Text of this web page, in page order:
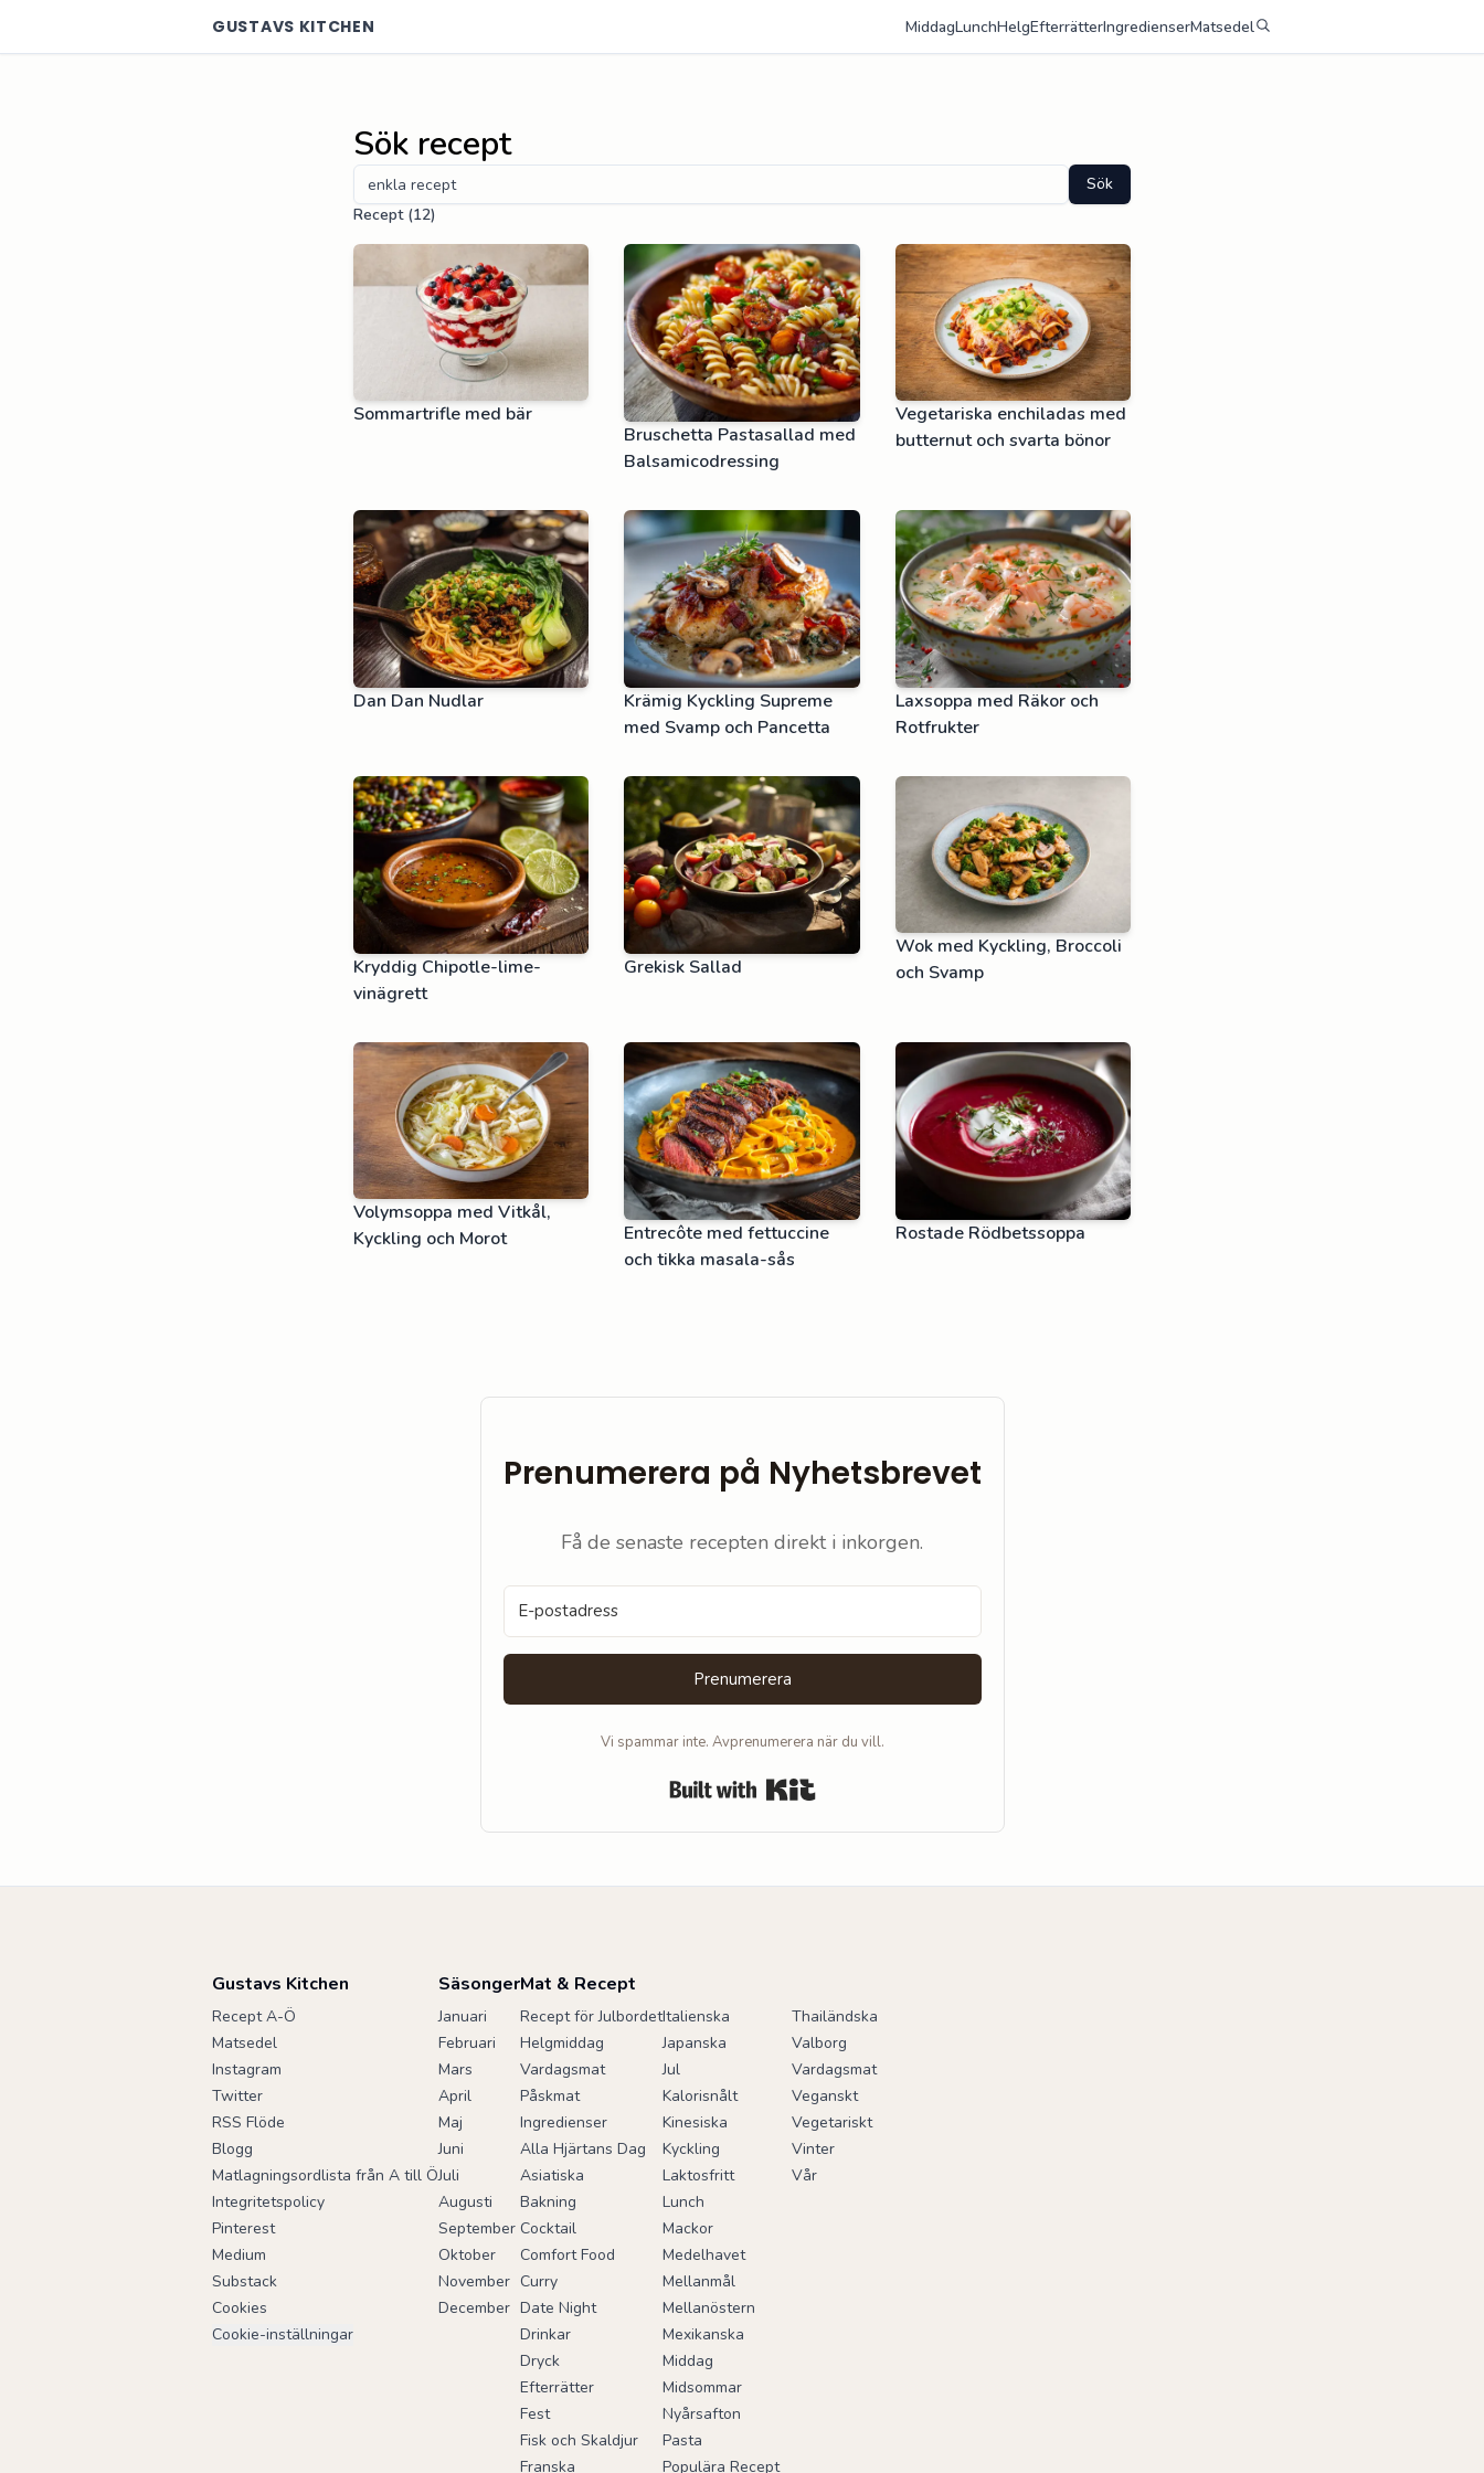
GUSTAVS KITCHEN MiddagLunchHelgEfterrätterIngredienserMatsedel
Sök recept
Sök recept
Sök
Recept (12)
Sommartrifle med bär
Bruschetta Pastasallad med
Balsamicodressing
Vegetariska enchiladas med
butternut och svarta bönor
Dan Dan Nudlar
Krämig Kyckling Supreme
med Svamp och Pancetta
Laxsoppa med Räkor och
Rotfrukter
Kryddig Chipotle-lime-
vinägrett
Grekisk Sallad
Wok med Kyckling, Broccoli
och Svamp
Volymsoppa med Vitkål,
Kyckling och Morot
Entrecôte med fettuccine
och tikka masala-sås
Rostade Rödbetssoppa
Prenumerera på Nyhetsbrevet
Få de senaste recepten direkt i inkorgen.
Prenumerera
Vi spammar inte. Avprenumerera när du vill.
Gustavs Kitchen
Recept A-Ö
Matsedel
Instagram
Twitter
RSS Flöde
Blogg
Matlagningsordlista från A till Ö
Integritetspolicy
Pinterest
Medium
Substack
Cookies
Cookie-inställningar
Säsonger
Januari
Februari
Mars
April
Maj
Juni
Juli
Augusti
September
Oktober
November
December
Mat & Recept
Recept för Julbordet
Helgmiddag
Vardagsmat
Påskmat
Ingredienser
Alla Hjärtans Dag
Asiatiska
Bakning
Cocktail
Comfort Food
Curry
Date Night
Drinkar
Dryck
Efterrätter
Fest
Fisk och Skaldjur
Franska
Italienska
Japanska
Jul
Kalorisnålt
Kinesiska
Kyckling
Laktosfritt
Lunch
Mackor
Medelhavet
Mellanmål
Mellanöstern
Mexikanska
Middag
Midsommar
Nyårsafton
Pasta
Populära Recept
Thailändska
Valborg
Vardagsmat
Veganskt
Vegetariskt
Vinter
Vår